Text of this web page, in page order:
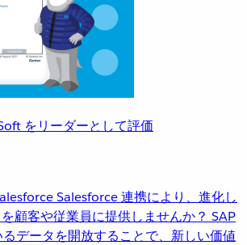
をリーダーとして評価
Salesforce 連携により、進化し
顧客や従業員に提供しませんか？ SAP
データを開放することで、新しい価値